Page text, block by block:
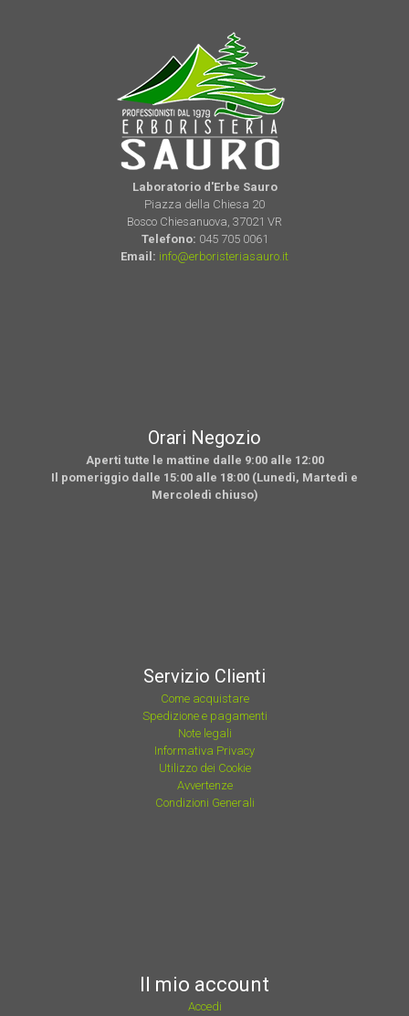
Laboratorio d'Erbe Sauro
Piazza della Chiesa 20
Bosco Chiesanuova, 37021 VR
Telefono: 045 705 0061
Email: info@erboristeriasauro.it
Orari Negozio
Aperti tutte le mattine dalle 9:00 alle 12:00
Il pomeriggio dalle 15:00 alle 18:00 (Lunedì, Martedì e
Mercoledì chiuso)
Servizio Clienti
Come acquistare
Spedizione e pagamenti
Note legali
Informativa Privacy
Utilizzo dei Cookie
Avvertenze
Condizioni Generali
Il mio account
Accedi